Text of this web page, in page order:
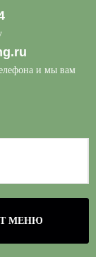
и мы вам
МЕНЮ